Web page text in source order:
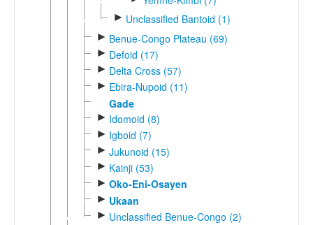
► Unclassified Bantoid (1)
► Benue-Congo Plateau (69)
► Defoid (17)
► Delta Cross (57)
► Ebira-Nupoid (11)
Gade
► Idomoid (8)
► Igboid (7)
► Jukunoid (15)
► Kainji (53)
► Oko-Eni-Osayen
► Ukaan
► Unclassified Benue-Congo (2)